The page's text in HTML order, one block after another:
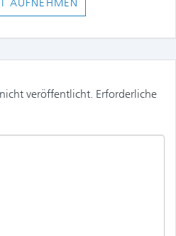
AUFNEHMEN
veröffentlicht. Erforderliche